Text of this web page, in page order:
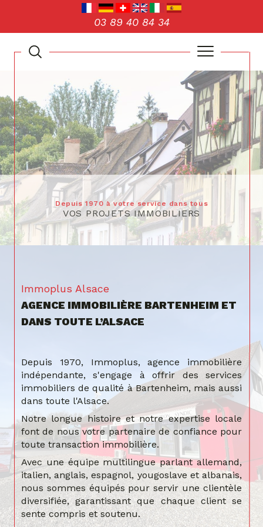
03 89 40 84 34
Depuis 1970 à votre service dans tous
VOS PROJETS IMMOBILIERS
Immoplus Alsace
AGENCE IMMOBILIÈRE BARTENHEIM ET
DANS TOUTE L’ALSACE
Depuis 1970, Immoplus, agence immobilière
indépendante, s'engage à offrir des services
immobiliers de qualité à Bartenheim, mais aussi
dans toute l'Alsace.
Notre longue histoire et notre expertise locale
font de nous votre partenaire de confiance pour
toute transaction immobilière.
Avec une équipe multilingue parlant allemand,
italien, anglais, espagnol, yougoslave et albanais,
nous sommes équipés pour servir une clientèle
diversifiée, garantissant que chaque client se
sente compris et soutenu.